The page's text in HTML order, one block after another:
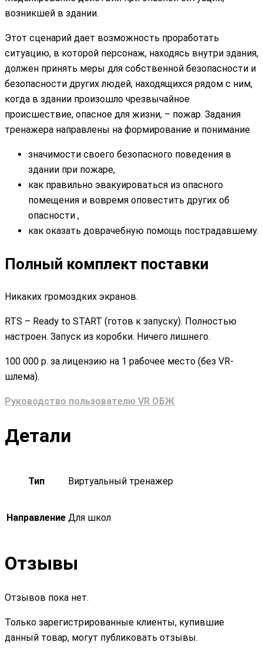
возникшей в здании.
Этот сценарий дает возможность проработать
ситуацию, в которой персонаж, находясь внутри здания,
должен принять меры для собственной безопасности и
безопасности других людей, находящихся рядом с ним,
когда в здании произошло чрезвычайное
происшествие, опасное для жизни, – пожар. Задания
тренажера направлены на формирование и понимание
значимости своего безопасного поведения в
здании при пожаре,
как правильно эвакуироваться из опасного
помещения и вовремя оповестить других об
опасности ,
как оказать доврачебную помощь пострадавшему.
Полный комплект поставки
Никаких громоздких экранов.
RTS – Ready to START (готов к запуску). Полностью
настроен. Запуск из коробки. Ничего лишнего.
100 000 р. за лицензию на 1 рабочее место (без VR-
шлема).
Руководство пользователю VR ОБЖ
Детали
Тип Виртуальный тренажер
Направление Для школ
Отзывы
Отзывов пока нет.
Только зарегистрированные клиенты, купившие
данный товар, могут публиковать отзывы.